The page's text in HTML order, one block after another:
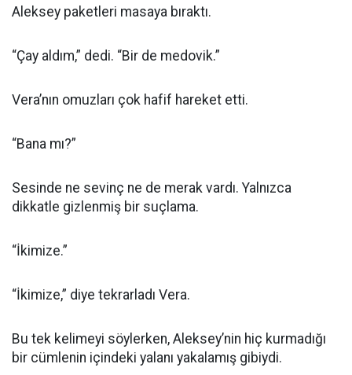
Aleksey paketleri masaya bıraktı.
“Çay aldım,” dedi. “Bir de medovik.”
Vera’nın omuzları çok hafif hareket etti.
“Bana mı?”
Sesinde ne sevinç ne de merak vardı. Yalnızca
dikkatle gizlenmiş bir suçlama.
“İkimize.”
“İkimize,” diye tekrarladı Vera.
Bu tek kelimeyi söylerken, Aleksey’nin hiç kurmadığı
bir cümlenin içindeki yalanı yakalamış gibiydi.